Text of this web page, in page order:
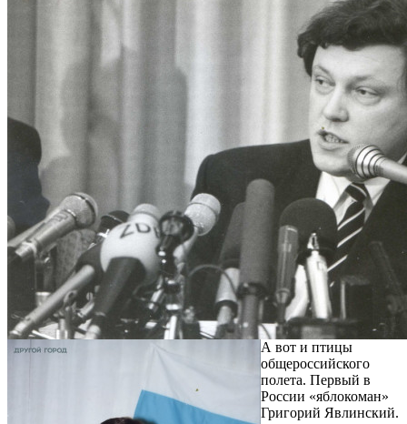
А вот и птицы
общероссийского
полета. Первый в
России «яблокоман»
Григорий Явлинский.